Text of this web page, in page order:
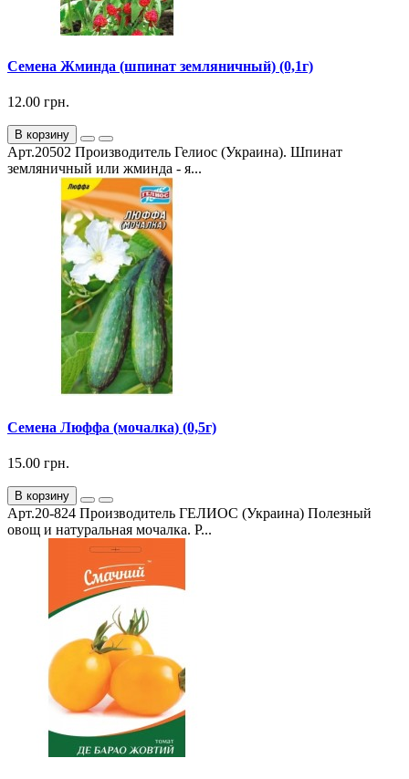
Семена Жминда (шпинат земляничный) (0,1г)
12.00 грн.
В корзину
Арт.20502 Производитель Гелиос (Украина). Шпинат
земляничный или жминда - я...
Семена Люффа (мочалка) (0,5г)
15.00 грн.
В корзину
Арт.20-824 Производитель ГЕЛИОС (Украина) Полезный
овощ и натуральная мочалка. Р...